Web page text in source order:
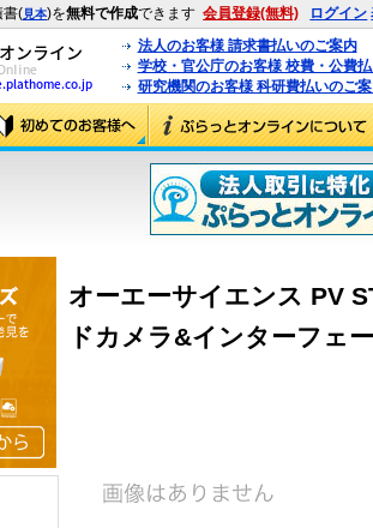
書(見本)を無料で作成できます 会員登録(無料) ログイン
法人のお客様 請求書払いのご案内
学校・官公庁のお客様 校費・公費
研究機関のお客様 科研費払いのご
オーエーサイエンス PV
ドカメラ&インターフェ